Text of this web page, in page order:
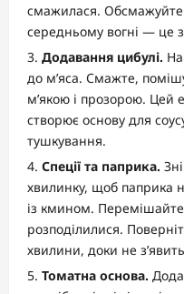
смажилася. Обсмажуйте
середньому вогні — це
Додавання цибулі.
до м’яса. Смажте,
м’якою і прозорою. Цей
створює основу для
тушкування.
Спеції та паприка.
хвилинку, щоб паприка
із кмином.
розподілилися.
хвилини, доки не
Томатна основа.